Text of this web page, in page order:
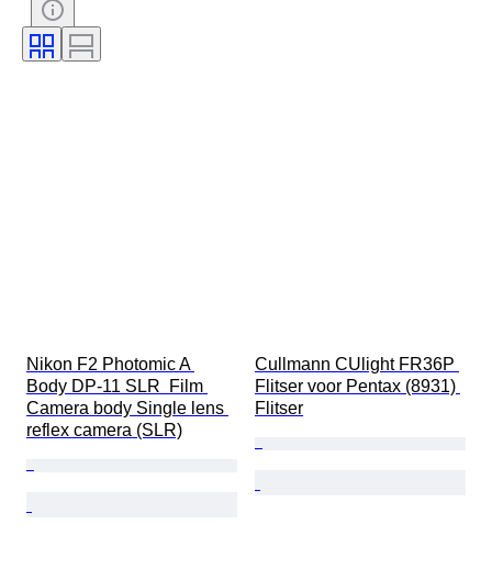
Oplage
Lensbevestiging
Nikon F2 Photomic A
Body DP-11 SLR  Film
Camera body Single lens
reflex camera (SLR)
Cullmann CUlight FR36P
Flitser voor Pentax (8931)
Flitser